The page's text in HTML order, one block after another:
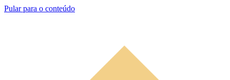
Pular para o conteúdo